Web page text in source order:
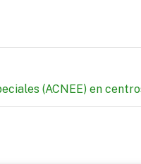
(ACNEE) en